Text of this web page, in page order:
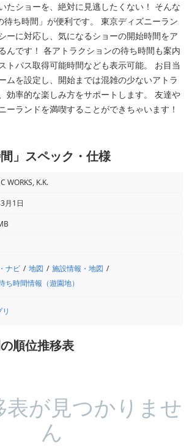
たショーを、絶対に見逃したくない！ そんな
待ち時間」が便利です。 東京ディズニーラン
ーに対応し、気になるショーの開始時間をア
んです！ 各アトラクションの待ち時間も案内
トパス取得可能時間なども表示可能。 お目当
ムを設定し、開始までは混雑の少ないアトラ
効率的な楽しみ方をサポートします。 友達や
ーランドを満喫することができちゃいます！
間」スペック・仕様
WORKS, K.K.
月1日
ナビ 地図
施設情報・地図
ち時間情報（遊園地）
順位推移表
表が見つかりませ
ん